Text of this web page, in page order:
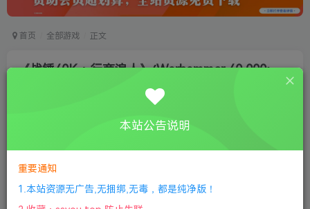
首页 全部游戏 正文
《战锤40K：行商浪人》(Warhammer 40,000:
①下载安装教程
库下载 ④ DX修复下载
本站公告说明
重要通知
1.本站资源无广告,无捆绑,无毒，都是纯净版！